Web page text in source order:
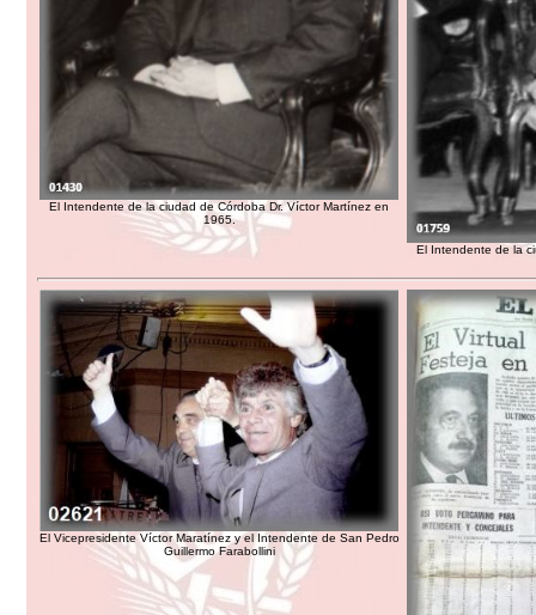
El Intendente de la ciudad de Córdoba Dr. Víctor Martínez en
1965.
El Intendente de la
El Vicepresidente Víctor Maratínez y el Intendente de San Pedro
Guillermo Farabollini